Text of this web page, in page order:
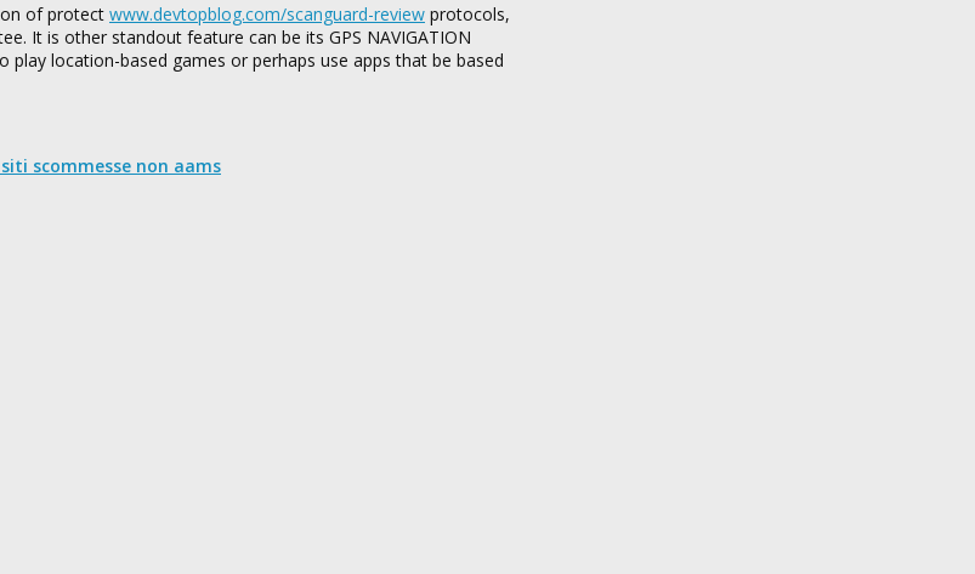
of protect www.devtopblog.com/scanguard-review protocols,
It is other standout feature can be its GPS NAVIGATION
location-based games or perhaps use apps that be based
scommesse non aams